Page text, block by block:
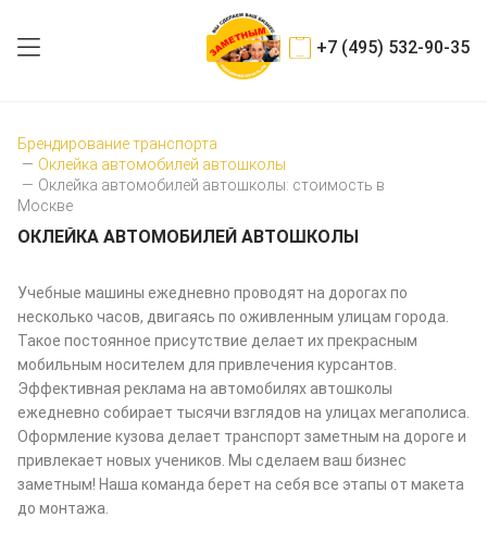
+7 (495) 532-90-35
Брендирование транспорта
— Оклейка автомобилей автошколы
— Оклейка автомобилей автошколы: стоимость в
Москве
ОКЛЕЙКА АВТОМОБИЛЕЙ АВТОШКОЛЫ
Учебные машины ежедневно проводят на дорогах по
несколько часов, двигаясь по оживленным улицам города.
Такое постоянное присутствие делает их прекрасным
мобильным носителем для привлечения курсантов.
Эффективная реклама на автомобилях автошколы
ежедневно собирает тысячи взглядов на улицах мегаполиса.
Оформление кузова делает транспорт заметным на дороге и
привлекает новых учеников. Мы сделаем ваш бизнес
заметным! Наша команда берет на себя все этапы от макета
до монтажа.